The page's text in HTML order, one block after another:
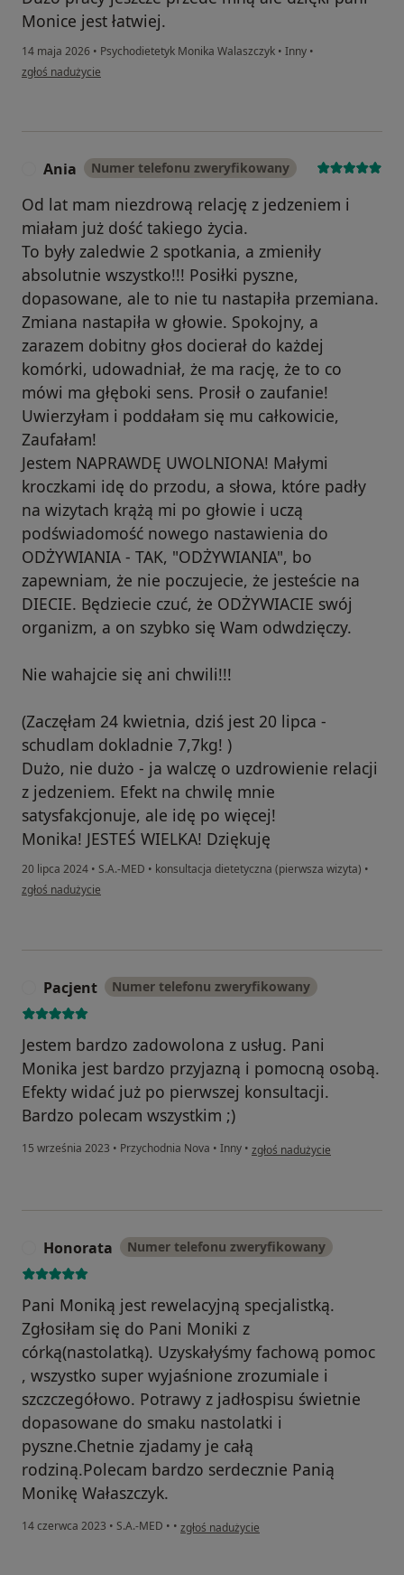
Monice jest łatwiej.
14 maja 2026 • Psychodietetyk Monika Walaszczyk • Inny •
w opinii użytkownika M
zgłoś nadużycie
Ania Numer telefonu zweryfikowany
Od lat mam niezdrową relację z jedzeniem i
miałam już dość takiego życia.
To były zaledwie 2 spotkania, a zmieniły
absolutnie wszystko!!! Posiłki pyszne,
dopasowane, ale to nie tu nastapiła przemiana.
Zmiana nastapiła w głowie. Spokojny, a
zarazem dobitny głos docierał do każdej
komórki, udowadniał, że ma rację, że to co
mówi ma głęboki sens. Prosił o zaufanie!
Uwierzyłam i poddałam się mu całkowicie,
Zaufałam!
Jestem NAPRAWDĘ UWOLNIONA! Małymi
kroczkami idę do przodu, a słowa, które padły
na wizytach krążą mi po głowie i uczą
podświadomość nowego nastawienia do
ODŻYWIANIA - TAK, "ODŻYWIANIA", bo
zapewniam, że nie poczujecie, że jesteście na
DIECIE. Będziecie czuć, że ODŻYWIACIE swój
organizm, a on szybko się Wam odwdzięczy.
Nie wahajcie się ani chwili!!!
(Zaczęłam 24 kwietnia, dziś jest 20 lipca -
schudlam dokladnie 7,7kg! )
Dużo, nie dużo - ja walczę o uzdrowienie relacji
z jedzeniem. Efekt na chwilę mnie
satysfakcjonuje, ale idę po więcej!
Monika! JESTEŚ WIELKA! Dziękuję
20 lipca 2024 • S.A.-MED • konsultacja dietetyczna (pierwsza wizyta) •
w opinii użytkownika Ania
zgłoś nadużycie
Pacjent Numer telefonu zweryfikowany
Jestem bardzo zadowolona z usług. Pani
Monika jest bardzo przyjazną i pomocną osobą.
Efekty widać już po pierwszej konsultacji.
Bardzo polecam wszystkim ;)
15 września 2023 • Przychodnia Nova • Inny • w opinii użytkownika Pacjent
zgłoś nadużycie
Honorata Numer telefonu zweryfikowany
Pani Moniką jest rewelacyjną specjalistką.
Zgłosiłam się do Pani Moniki z
córką(nastolatką). Uzyskałyśmy fachową pomoc
, wszystko super wyjaśnione zrozumiale i
szczczegółowo. Potrawy z jadłospisu świetnie
dopasowane do smaku nastolatki i
pyszne.Chetnie zjadamy je całą
rodziną.Polecam bardzo serdecznie Panią
Monikę Wałaszczyk.
14 czerwca 2023 • S.A.-MED • • w opinii użytkownika Honorata
zgłoś nadużycie